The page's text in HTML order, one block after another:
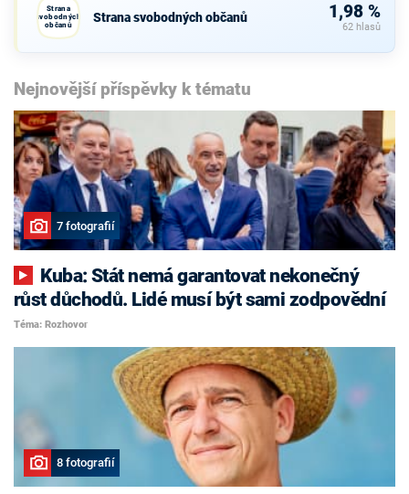
Strana
svobodných
občanů
Strana svobodných občanů 1,98 %
62 hlasů
Nejnovější příspěvky k tématu
7 fotografií
růst důchodů. Lidé musí být sami zodpovědní
Téma: Rozhovor
8 fotografií